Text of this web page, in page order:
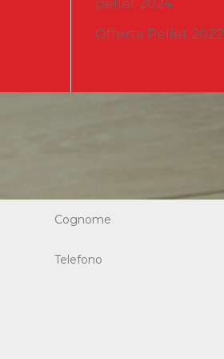
Offerta Pellet 2022